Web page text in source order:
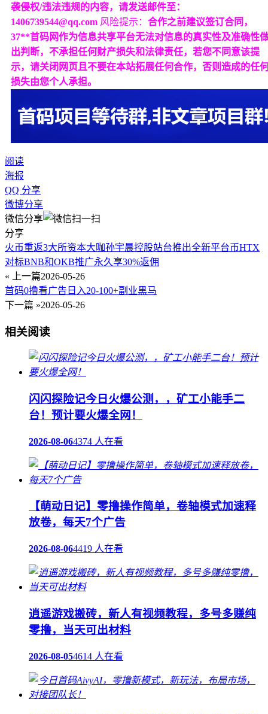
袭侵权/违法违规的内容，请发送邮件至：
1406739544@qq.com 风险提示： 合作之前建议签订合同，
37**首码网作为信息共享平台无法对信息的真实性及准确性
出判断，不承担任何财产损失和法律责任，若您不同意该提
示，请关闭网页且不要在本站拓展任何合作，否则造成的任
损失由您个人承担。
阅读
海报
QQ 分享
微博分享
微信分享
分享
火币重返3大所资本大咖孙宇晨控股站台推出全新平台币HTX
对标BNB和OKB推广永久享30%返佣
« 上一篇2026-05-26
首码0撸看广告日入20-100+副业黑马
下一篇 »2026-05-26
相关阅读
闪闪探险记今日火爆公测，，矿工小能手二
台！预计要火爆全网！
2026-08-064374 人在看
【萌动日记】零撸操作简单，卷轴模式加速释
放卷，每天7个广告
2026-08-064419 人在看
逍遥游戏搬砖，新人有视频教程，多号多赚纯
零撸，当天可出材料
2026-08-054614 人在看